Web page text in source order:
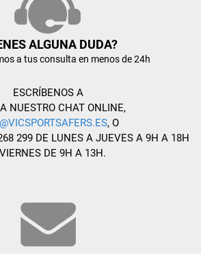
ALGUNA DUDA?
a tus consulta en menos de 24h
ESCRÍBENOS A
NUESTRO CHAT ONLINE,
, O
299 DE LUNES A JUEVES A 9H A 18H
DE 9H A 13H.